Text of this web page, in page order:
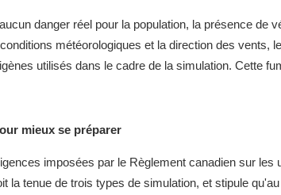
danger réel pour la population, la présence
météorologiques et la direction des vents,
utilisés dans le cadre de la simulation. Cette
mieux se préparer
imposées par le Règlement canadien sur
la tenue de trois types de simulation, et stipule